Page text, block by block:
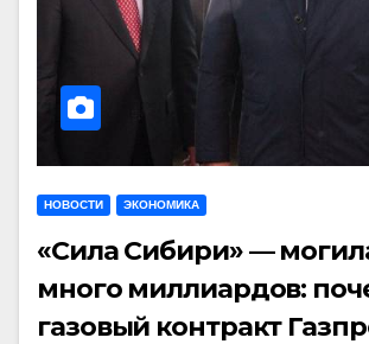
НОВОСТИ ЭКОНОМИКА
«Сила Сибири» —
много миллиардов:
газовый контракт